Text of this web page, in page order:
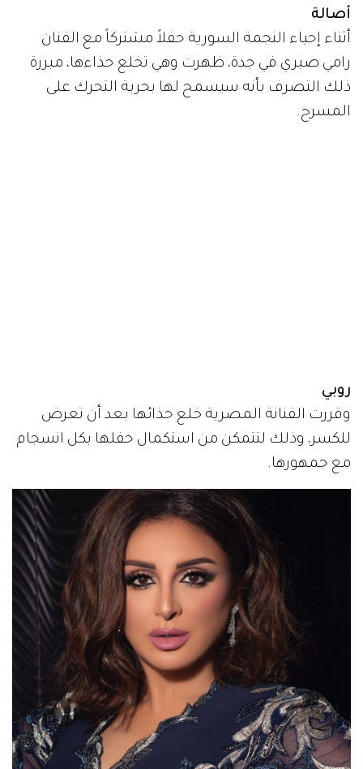
أصالة
أثناء إحياء النجمة السورية حفلاً مشتركاً مع الفنان
رامي صبري في جدة، ظهرت وهي تخلع حذاءها، مبررة
ذلك التصرف بأنه سيسمح لها بحرية التحرك على
المسرح.
روبي
وقررت الفنانة المصرية خلع حذائها بعد أن تعرض
للكسر، وذلك لتتمكن من استكمال حفلها بكل انسجام
مع جمهورها.